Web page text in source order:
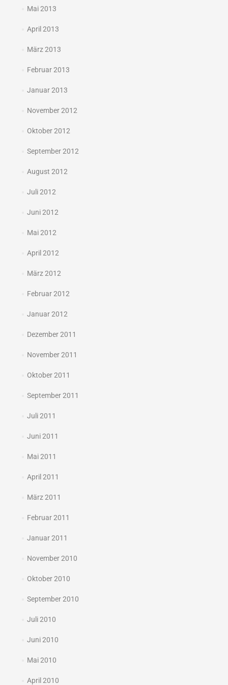
Mai 2013
April 2013
März 2013
Februar 2013
Januar 2013
November 2012
Oktober 2012
September 2012
August 2012
Juli 2012
Juni 2012
Mai 2012
April 2012
März 2012
Februar 2012
Januar 2012
Dezember 2011
November 2011
Oktober 2011
September 2011
Juli 2011
Juni 2011
Mai 2011
April 2011
März 2011
Februar 2011
Januar 2011
November 2010
Oktober 2010
September 2010
Juli 2010
Juni 2010
Mai 2010
April 2010